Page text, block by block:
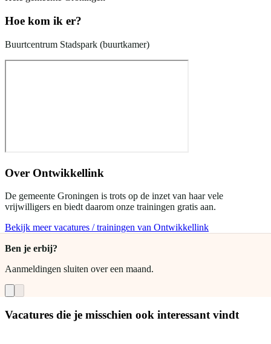
Hoe kom ik er?
Buurtcentrum Stadspark (buurtkamer)
Over Ontwikkellink
De gemeente Groningen is trots op de inzet van haar vele
vrijwilligers en biedt daarom onze trainingen gratis aan.
Bekijk meer vacatures / trainingen van Ontwikkellink
Ben je erbij?
Aanmeldingen sluiten over een maand.
Vacatures die je misschien ook interessant vindt